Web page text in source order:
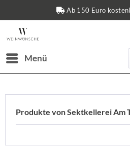
Ab 150 Euro
Menü
Produkte von Sektkellerei Am